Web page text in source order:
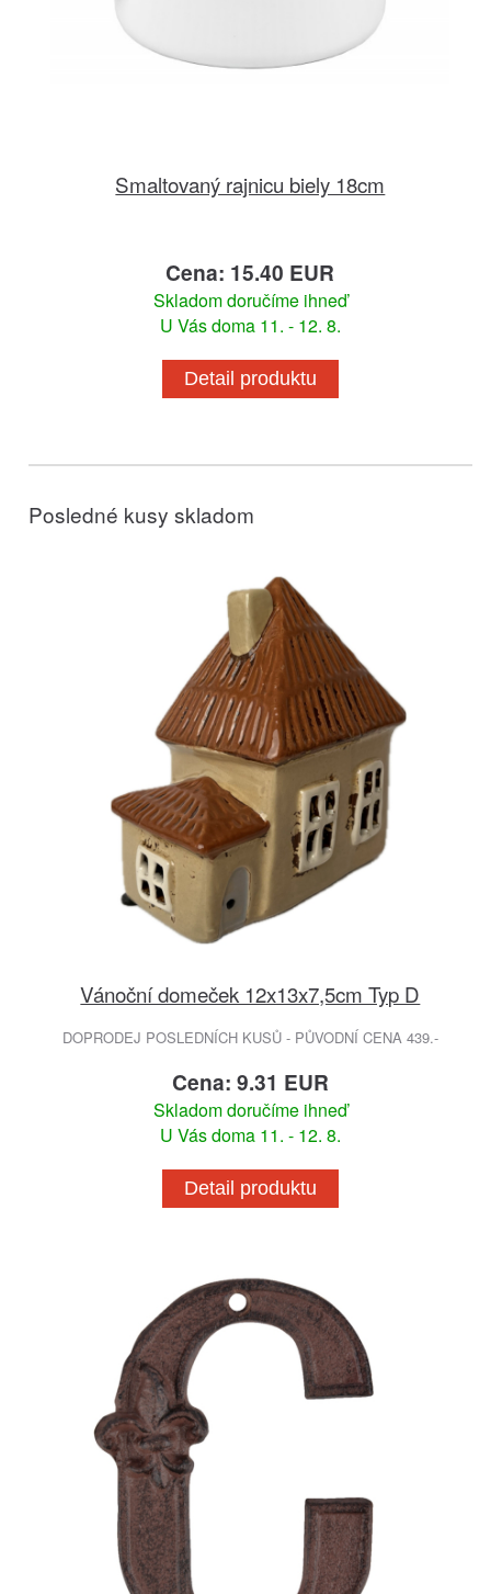
Smaltovaný rajnicu biely 18cm
Cena: 15.40 EUR
Skladom doručíme ihneď
U Vás doma 11. - 12. 8.
Detail produktu
Posledné kusy skladom
Vánoční domeček 12x13x7,5cm Typ D
DOPRODEJ POSLEDNÍCH KUSŮ - PŮVODNÍ CENA 439.-
Cena: 9.31 EUR
Skladom doručíme ihneď
U Vás doma 11. - 12. 8.
Detail produktu